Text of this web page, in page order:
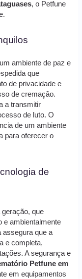
, o Petfune
ambiente de paz e
que
de privacidade e
de cremação.
a transmitir
de luto. O
de um ambiente
para oferecer o
de
que
e ambientalmente
assegura que a
e completa,
A segurança e
Petfune em
em equipamentos